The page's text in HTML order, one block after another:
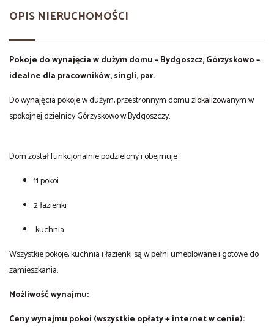
OPIS NIERUCHOMOŚCI
Pokoje do wynajęcia w dużym domu – Bydgoszcz, Górzyskowo –
idealne dla pracowników, singli, par.
Do wynajęcia pokoje w dużym, przestronnym domu zlokalizowanym w
spokojnej dzielnicy Górzyskowo w Bydgoszczy.
Dom został funkcjonalnie podzielony i obejmuje:
11 pokoi
2 łazienki
kuchnia
Wszystkie pokoje, kuchnia i łazienki są w pełni umeblowane i gotowe do
zamieszkania.
Możliwość wynajmu:
Ceny wynajmu pokoi (wszystkie opłaty + internet w cenie):